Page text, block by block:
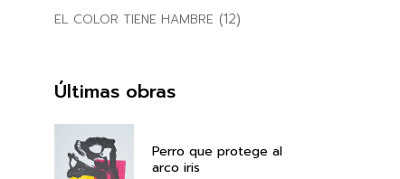
EL COLOR TIENE HAMBRE (12)
Últimas obras
Perro que protege al
arco iris